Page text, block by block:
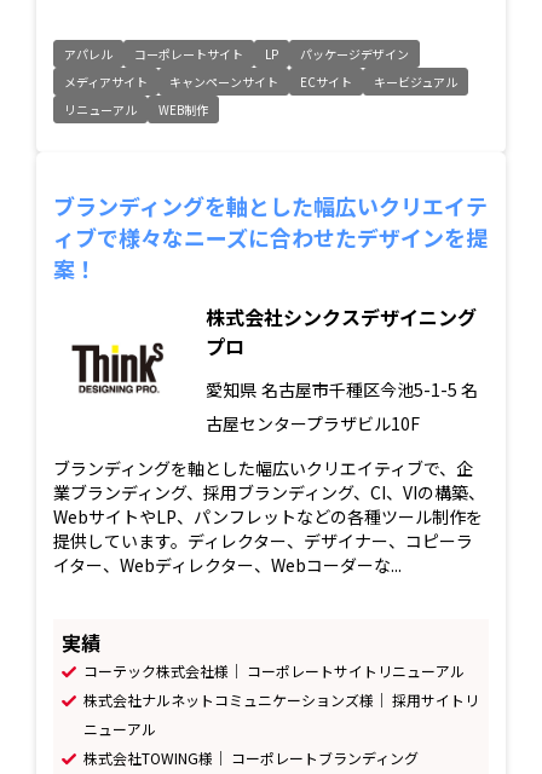
アパレル コーポレートサイト LP
パッケージデザイン
メディアサイト
キャンペーンサイト ECサイト
キービジュアル
リニューアル
WEB制作
ブランディングを軸とした幅広いクリエイテ
ィブで様々なニーズに合わせたデザインを提
案！
株式会社シンクスデザイニング
プロ
愛知県 名古屋市千種区今池5-1-5 名
古屋センタープラザビル10F
ブランディングを軸とした幅広いクリエイティブで、企
業ブランディング、採用ブランディング、CI、VIの構築、
WebサイトやLP、パンフレットなどの各種ツール制作を
提供しています。ディレクター、デザイナー、コピーラ
イター、Webディレクター、Webコーダーな...
実績
コーテック株式会社様｜ コーポレートサイトリニューアル
株式会社ナルネットコミュニケーションズ様｜ 採用サイトリ
ニューアル
株式会社TOWING様｜ コーポレートブランディング